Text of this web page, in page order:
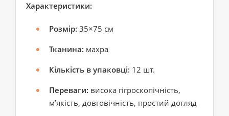
Характеристики:
Розмір: 35×75 см
Тканина: махра
Кількість в упаковці: 12 шт.
Переваги: висока гігроскопічність,
м’якість, довговічність, простий догляд